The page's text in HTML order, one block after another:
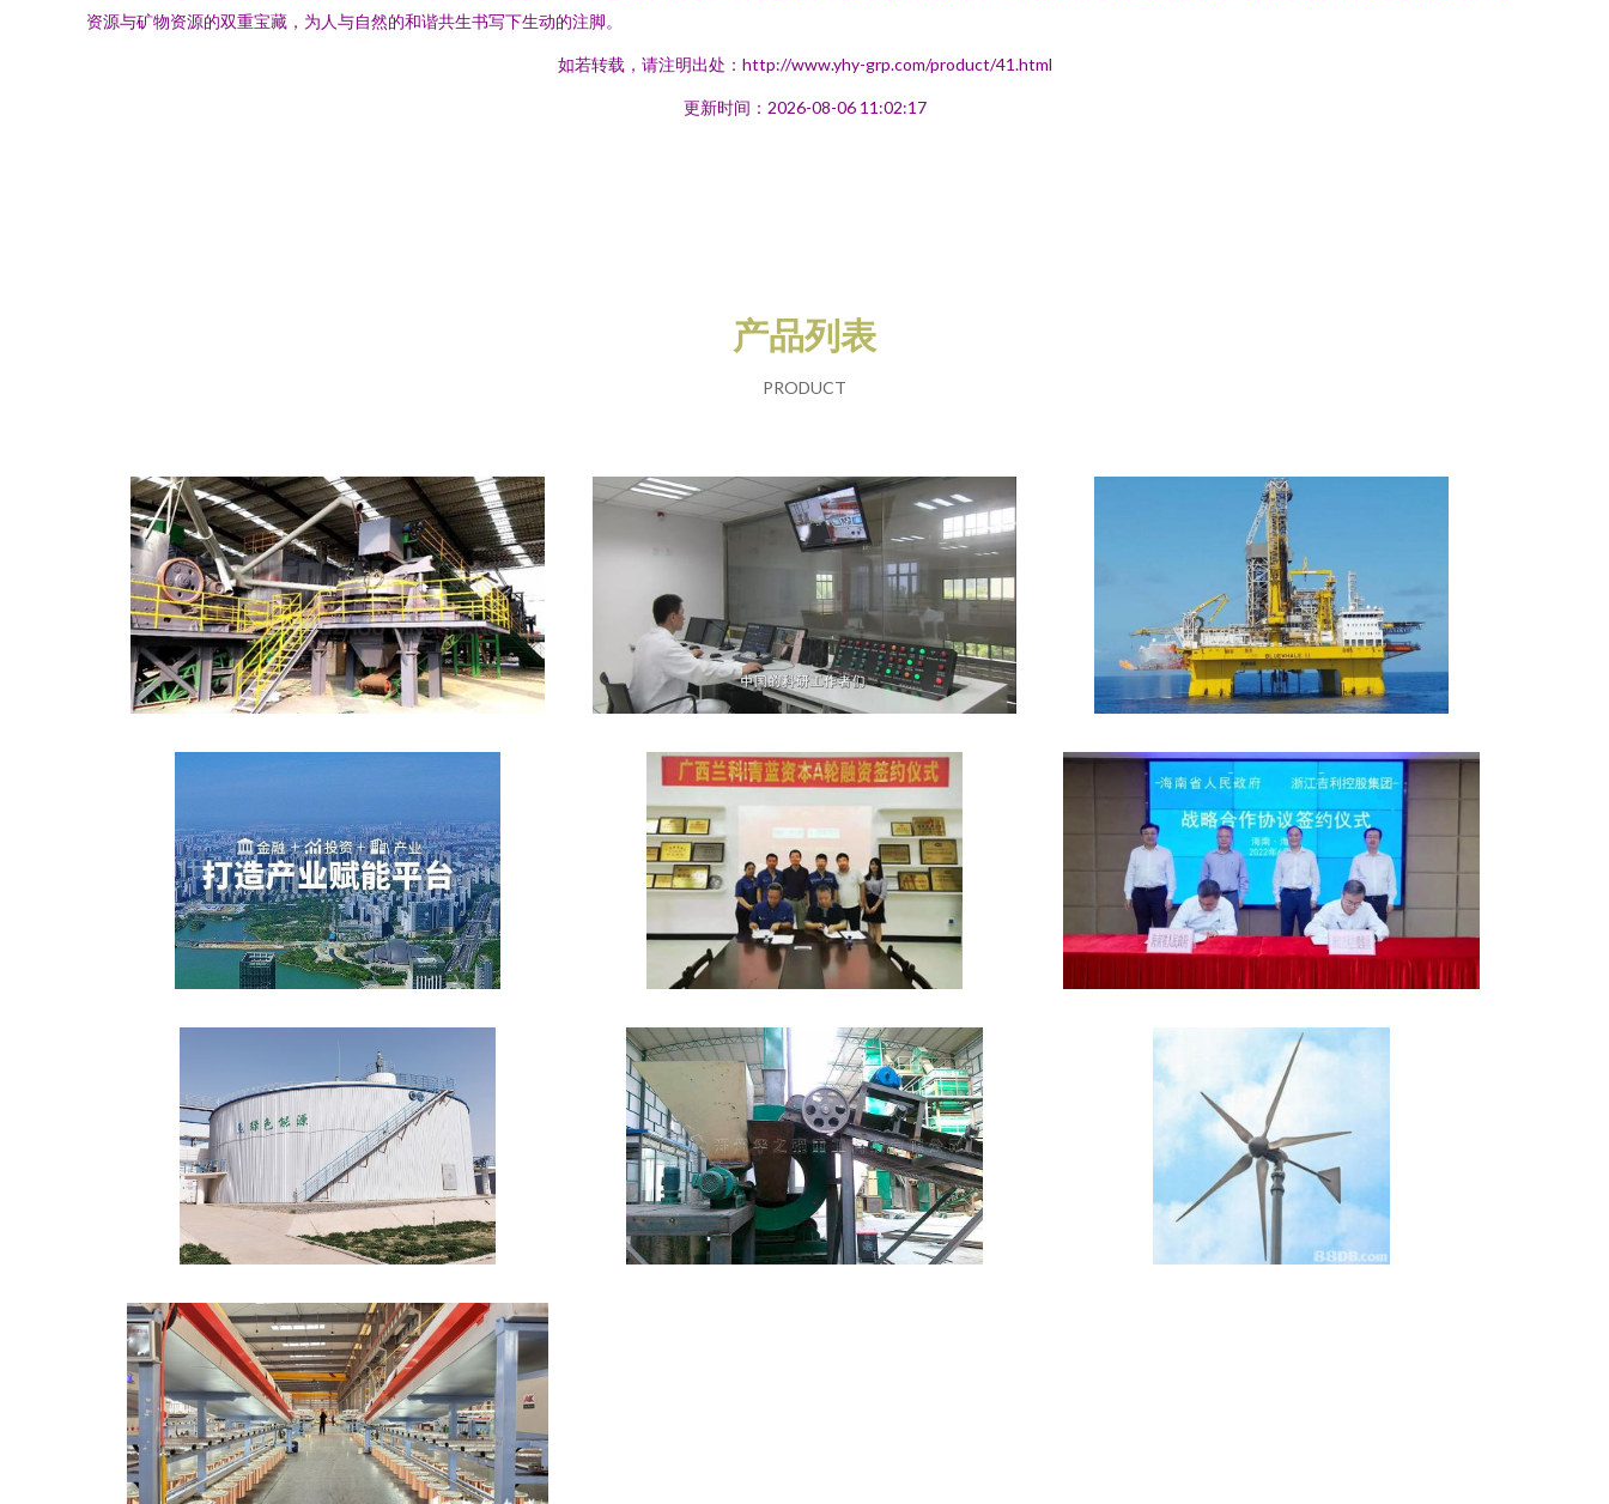
资源与矿物资源的双重宝藏，为人与自然的和谐共生书写下生动的注脚。
如若转载，请注明出处：http://www.yhy-grp.com/product/41.html
更新时间：2026-08-06 11:02:17
产品列表
PRODUCT